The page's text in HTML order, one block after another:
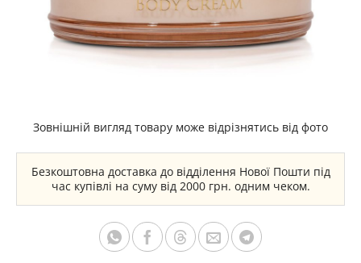
Зовнішній вигляд товару може відрізнятись від фото
Безкоштовна доставка до відділення Нової Пошти під
час купівлі на суму від 2000 грн. одним чеком.